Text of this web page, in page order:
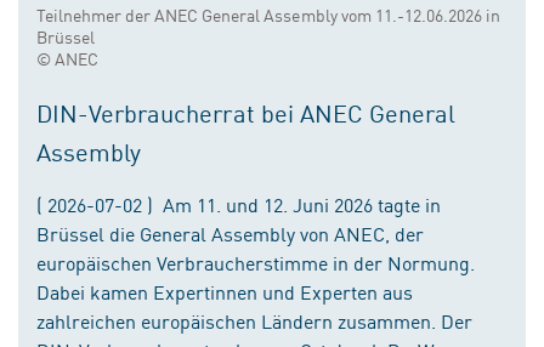
Teilnehmer der ANEC General Assembly vom 11.-12.06.2026 in
Brüssel
© ANEC
DIN-Verbraucherrat bei ANEC General
Assembly
( 2026-07-02 ) Am 11. und 12. Juni 2026 tagte in
Brüssel die General Assembly von ANEC, der
europäischen Verbraucherstimme in der Normung.
Dabei kamen Expertinnen und Experten aus
zahlreichen europäischen Ländern zusammen. Der